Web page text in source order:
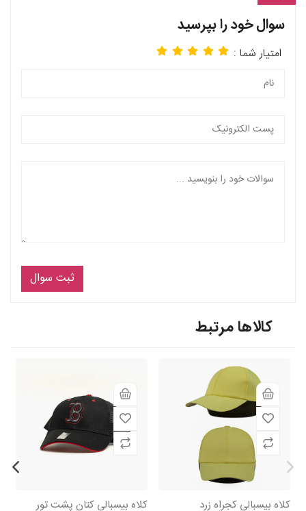
سوال خود را بپرسید
امتیار شما :
ثبت سوال
کالاها مرتبط
کلاه بیسبالی کجراه زرد
کلاه بیسبالی کتان پشت تور